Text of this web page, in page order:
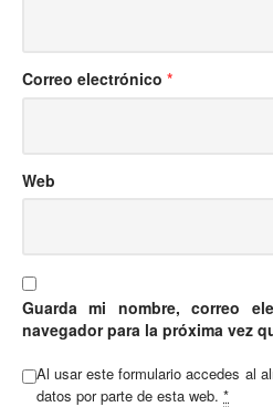
Correo electrónico *
Web
Guarda mi nombre, correo
navegador para la próxima vez
Al usar este formulario accedes al
datos por parte de esta web. *